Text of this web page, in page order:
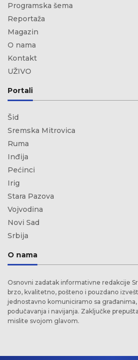
Programska šema
Reportaža
Magazin
O nama
Kontakt
UŽIVO
Portali
Šid
Sremska Mitrovica
Ruma
Inđija
Pećinci
Irig
Stara Pazova
Vojvodina
Novi Sad
Srbija
O nama
Osnovni zadatak informativne redakcije
brzo, kvalitetno, pošteno i pouzdano
jednostavno komuniciramo sa
podučavanja i navijanja. Zaključke
mislite svojom glavom.